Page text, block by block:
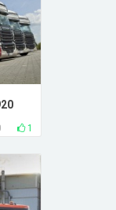
1